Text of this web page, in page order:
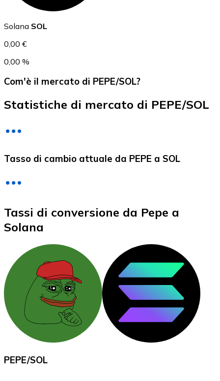
USD Coin
USDC
XRP
XRP
Solana SOL
0,00 €
0,00 %
Com'è il mercato di PEPE/SOL?
Statistiche di mercato di PEPE/SOL
Tasso di cambio attuale da PEPE a SOL
Tassi di conversione da Pepe a
Solana
PEPE/SOL